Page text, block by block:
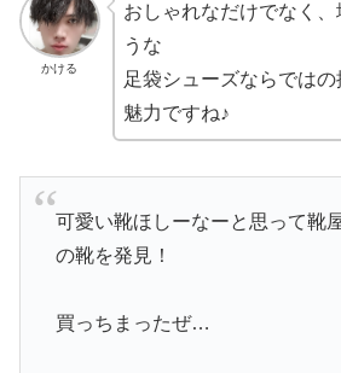
かける
おしゃれなだけでなく
うな
足袋シューズならでは
魅力ですね♪
可愛い靴ほしーなーと思って靴
の靴を発見！
買っちまったぜ…